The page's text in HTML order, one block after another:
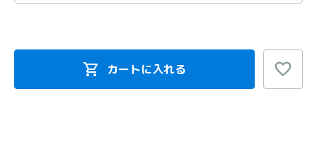
カートに入れる